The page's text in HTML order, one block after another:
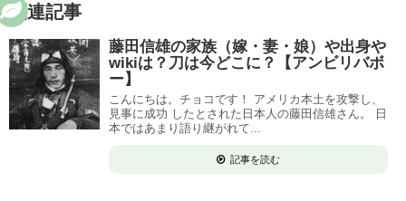
関連記事
藤田信雄の家族（嫁・妻・娘）や出身や
wikiは？刀は今どこに？【アンビリバボ
ー】
こんにちは。チョコです！ アメリカ本土を攻撃し、
見事に成功 したとされた日本人の藤田信雄さん。 日
本ではあまり語り継がれて...
記事を読む